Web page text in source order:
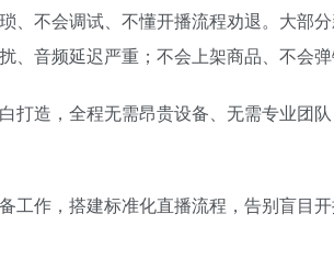
不会调试、不懂开播流程劝退。大部
音频延迟严重；不会上架商品、不会弹
打造，全程无需昂贵设备、无需专业团
工作，搭建标准化直播流程，告别盲目